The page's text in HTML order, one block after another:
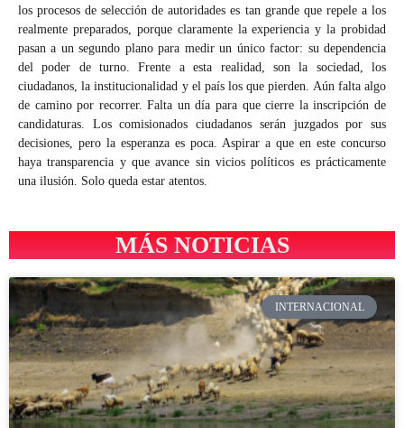
los procesos de selección de autoridades es tan grande que repele a los
realmente preparados, porque claramente la experiencia y la probidad
pasan a un segundo plano para medir un único factor: su dependencia
del poder de turno. Frente a esta realidad, son la sociedad, los
ciudadanos, la institucionalidad y el país los que pierden. Aún falta algo
de camino por recorrer. Falta un día para que cierre la inscripción de
candidaturas. Los comisionados ciudadanos serán juzgados por sus
decisiones, pero la esperanza es poca. Aspirar a que en este concurso
haya transparencia y que avance sin vicios políticos es prácticamente
una ilusión. Solo queda estar atentos.
MÁS NOTICIAS
INTERNACIONAL